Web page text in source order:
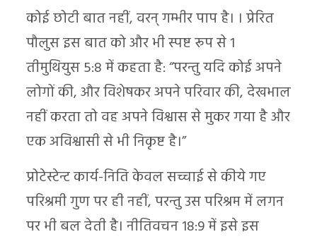
कोई छोटी बात नहीं, वरन् गम्भीर पाप है। । प्रेरित
पौलुस इस बात को और भी स्पष्ट रूप से 1
तीमुथियुस 5:8 में कहता है: “परन्तु यदि कोई अपने
लोगों की, और विशेषकर अपने परिवार की, देखभाल
नहीं करता तो वह अपने विश्वास से मुकर गया है और
एक अविश्वासी से भी निकृष्ट है।”
प्रोटेस्टेन्ट कार्य-निति केवल सच्चाई से कीये गए
परिश्रमी गुण पर ही नहीं, परन्तु उस परिश्रम में लगन
पर भी बल देती है। नीतिवचन 18:9 में इसे इस